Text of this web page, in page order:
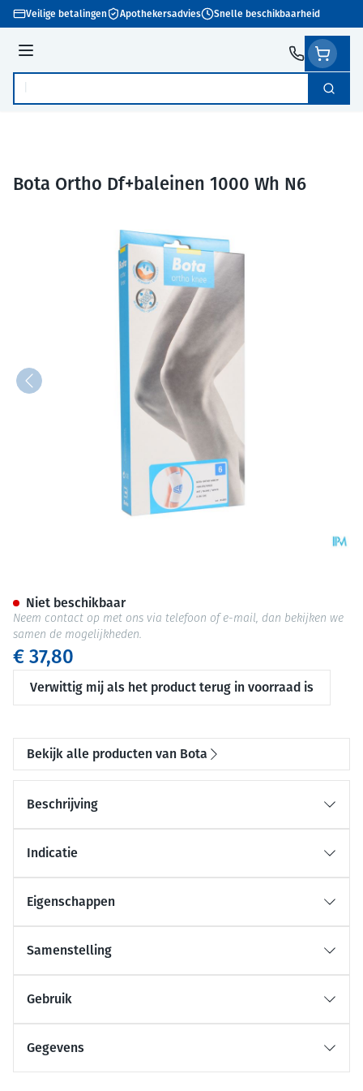
Ga naar de inhoud
Veilige betalingen Apothekersadvies Snelle beschikbaarheid
Menu
Product, merk, categorie... Zoek
Bota Ortho Df+baleinen 1000 Wh N6
€ 37,80
Verwittig mij als het product terug in voorraad is
Niet beschikbaar
Neem contact op met ons via telefoon of e-mail, dan bekijken we
samen de mogelijkheden.
Bekijk alle producten van Bota
Beschrijving
Indicatie
Eigenschappen
Samenstelling
Gebruik
Gegevens